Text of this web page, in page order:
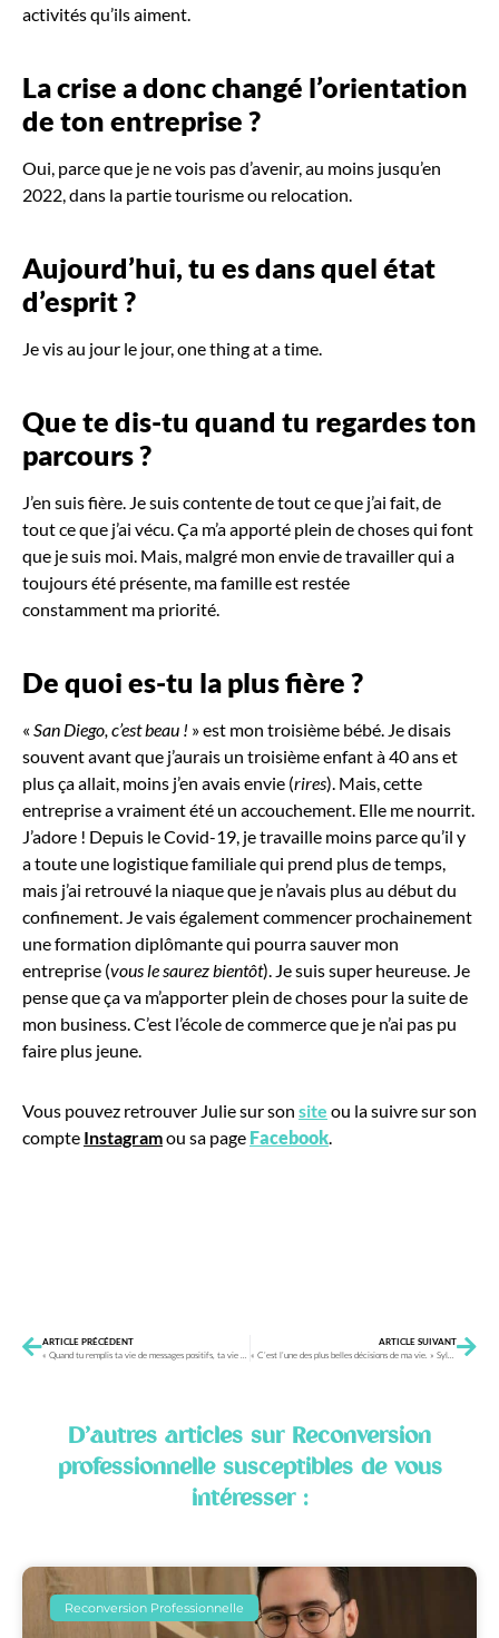
activités qu’ils aiment.
La crise a donc changé l’orientation
de ton entreprise ?
Oui, parce que je ne vois pas d’avenir, au moins jusqu’en
2022, dans la partie tourisme ou relocation.
Aujourd’hui, tu es dans quel état
d’esprit?
Je vis au jour le jour, one thing at a time.
Que te dis-tu quand tu regardes ton
parcours?
J’en suis fière. Je suis contente de tout ce que j’ai fait, de
tout ce que j’ai vécu. Ça m’a apporté plein de choses qui font
que je suis moi. Mais, malgré mon envie de travailler qui a
toujours été présente, ma famille est restée
constamment ma priorité.
De quoi es-tu la plus fière ?
« San Diego, c’est beau ! » est mon troisième bébé. Je disais
souvent avant que j’aurais un troisième enfant à 40 ans et
plus ça allait, moins j’en avais envie (rires). Mais, cette
entreprise a vraiment été un accouchement. Elle me nourrit.
J’adore ! Depuis le Covid-19, je travaille moins parce qu’il y
a toute une logistique familiale qui prend plus de temps,
mais j’ai retrouvé la niaque que je n’avais plus au début du
confinement. Je vais également commencer prochainement
une formation diplômante qui pourra sauver mon
entreprise (vous le saurez bientôt). Je suis super heureuse. Je
pense que ça va m’apporter plein de choses pour la suite de
mon business. C’est l’école de commerce que je n’ai pas pu
faire plus jeune.
Vous pouvez retrouver Julie sur son site ou la suivre sur son
compte Instagramou sa page Facebook.
ARTICLE PRÉCÉDENT
« Quand tu remplis ta vie de messages positifs, ta vie devient positive », Aline Bartoli
ARTICLE SUIVANT
« C’est l’une des plus belles décisions de ma vie. » Sylvie Cacharron
D’autres articles sur Reconversion
professionnellesusceptibles de vous
intéresser :
Reconversion Professionnelle